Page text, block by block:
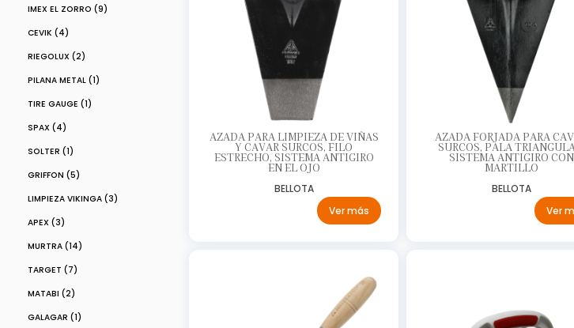
IMEX EL ZORRO (9)
CEVIK (4)
RIEGOLUX (2)
PILANA METAL (1)
TIRE GAUGE (1)
SPAX (4)
SOLTER (1)
GRIFFON (5)
LIMPIEZA VIKINGA (3)
APEX (3)
MURTRA (14)
TARGET (7)
MATABI (2)
GALAGAR (1)
AZADA PARA LIMPIEZA DE VIÑAS
Y CAVAR SURCOS, FILO
ESTRECHO, SISTEMA ANTIGIRO
EN EL OJO
BELLOTA
Ver más
AZADA FORJADA PARA
SURCOS, PALA
SISTEMA ANTIGIRO CON
MARTILLO
BELLOTA
Ver